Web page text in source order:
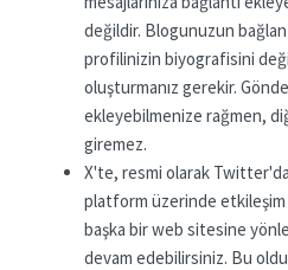
değildir. Blogunuzun
profilinizin biyografisini
oluşturmanız gerekir.
ekleyebilmenize rağmen,
giremez.
X'te, resmi olarak
platform üzerinde etkileşim
başka bir web sitesine
devam edebilirsiniz. Bu